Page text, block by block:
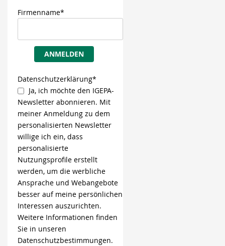
Firmenname*
ANMELDEN
Datenschutzerklärung*
Ja, ich möchte den IGEPA-
Newsletter abonnieren. Mit
meiner Anmeldung zu dem
personalisierten Newsletter
willige ich ein, dass
personalisierte
Nutzungsprofile erstellt
werden, um die werbliche
Ansprache und Webangebote
besser auf meine persönlichen
Interessen auszurichten.
Weitere Informationen finden
Sie in unseren
Datenschutzbestimmungen.